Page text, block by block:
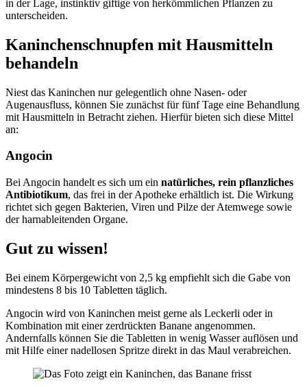
in der Lage, instinktiv giftige von herkömmlichen Pflanzen zu
unterscheiden.
Kaninchenschnupfen mit Hausmitteln
behandeln
Niest das Kaninchen nur gelegentlich ohne Nasen- oder
Augenausfluss, können Sie zunächst für fünf Tage eine Behandlung
mit Hausmitteln in Betracht ziehen. Hierfür bieten sich diese Mittel
an:
Angocin
Bei Angocin handelt es sich um ein natürliches, rein pflanzliches
Antibiotikum, das frei in der Apotheke erhältlich ist. Die Wirkung
richtet sich gegen Bakterien, Viren und Pilze der Atemwege sowie
der harnableitenden Organe.
Gut zu wissen!
Bei einem Körpergewicht von 2,5 kg empfiehlt sich die Gabe von
mindestens 8 bis 10 Tabletten täglich.
Angocin wird von Kaninchen meist gerne als Leckerli oder in
Kombination mit einer zerdrückten Banane angenommen.
Andernfalls können Sie die Tabletten in wenig Wasser auflösen und
mit Hilfe einer nadellosen Spritze direkt in das Maul verabreichen.